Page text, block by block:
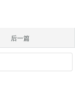
后一篇